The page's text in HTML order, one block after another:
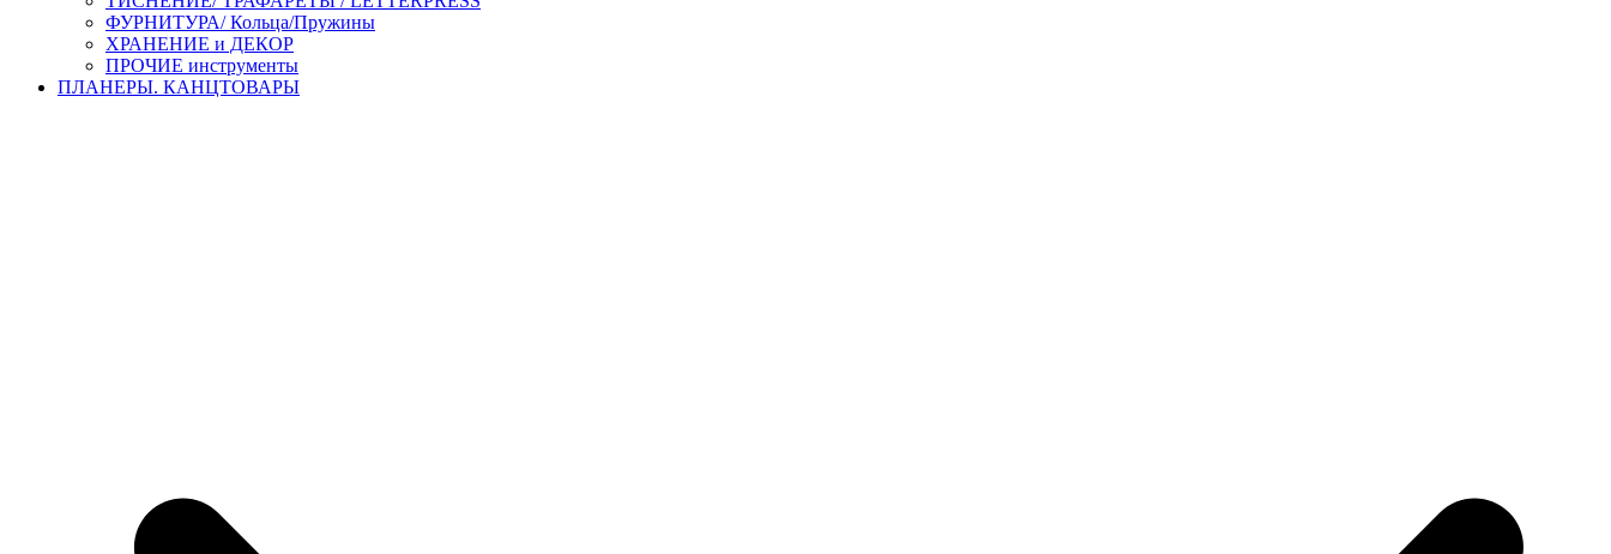
ФУРНИТУРА/ Кольца/Пружины
ХРАНЕНИЕ и ДЕКОР
ПРОЧИЕ инструменты
ПЛАНЕРЫ. КАНЦТОВАРЫ